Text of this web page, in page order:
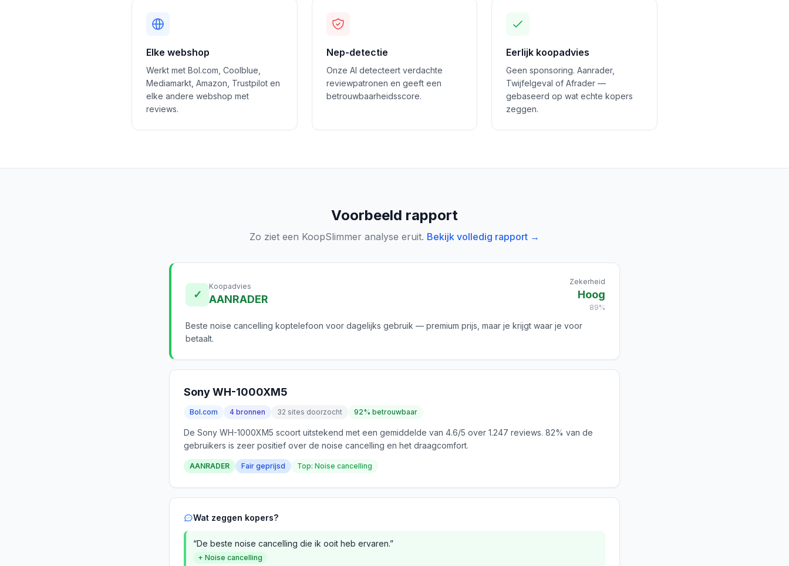
Elke webshop
Werkt met Bol.com, Coolblue,
Mediamarkt, Amazon, Trustpilot en
elke andere webshop met
reviews.
Nep-detectie
Onze AI detecteert verdachte
reviewpatronen en geeft een
betrouwbaarheidsscore.
Eerlijk koopadvies
Geen sponsoring. Aanrader,
Twijfelgeval of Afrader —
gebaseerd op wat echte kopers
zeggen.
Voorbeeld rapport
Zo ziet een KoopSlimmer analyse eruit. Bekijk volledig rapport →
✓
Koopadvies
AANRADER
Zekerheid
Hoog
89%
Beste noise cancelling koptelefoon voor dagelijks gebruik — premium prijs, maar je krijgt waar je voor
betaalt.
Sony WH-1000XM5
Bol.com 4 bronnen 32 sites doorzocht 92% betrouwbaar
De Sony WH-1000XM5 scoort uitstekend met een gemiddelde van 4.6/5 over 1.247 reviews. 82% van de
gebruikers is zeer positief over de noise cancelling en het draagcomfort.
AANRADER Fair geprijsd Top: Noise cancelling
Wat zeggen kopers?
“De beste noise cancelling die ik ooit heb ervaren.”
+ Noise cancelling